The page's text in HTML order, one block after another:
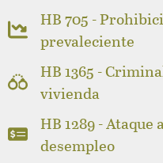
HB 705 -
prevaleciente
HB 1365 -
vivienda
HB 1289 -
desempleo